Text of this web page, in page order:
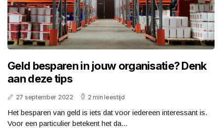
Geld besparen in jouw organisatie? Denk
aan deze tips
27 september 2022 2 min leestijd
Het besparen van geld is iets dat voor iedereen interessant is.
Voor een particulier betekent het da...